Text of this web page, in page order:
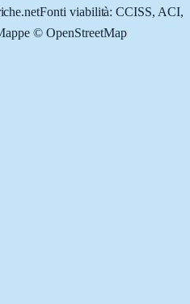
Fonti viabilità: CCISS, ACI,
© OpenStreetMap